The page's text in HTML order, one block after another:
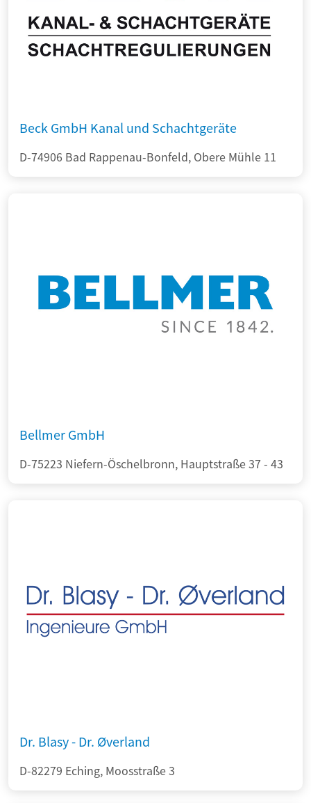
Beck GmbH Kanal und Schachtgeräte
D-74906 Bad Rappenau-Bonfeld, Obere Mühle 11
Bellmer GmbH
D-75223 Niefern-Öschelbronn, Hauptstraße 37 - 43
Dr. Blasy - Dr. Øverland
D-82279 Eching, Moosstraße 3